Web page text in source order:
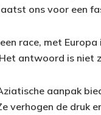
ons voor een
race, met
antwoord is niet
aanpak
verhogen de druk